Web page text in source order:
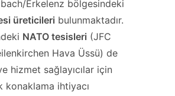
Erkelenz bölgesindeki
üreticileri bulunmaktadır.
NATO tesisleri (JFC
Hava Üssü) de
hizmet sağlayıcılar için
konaklama ihtiyacı